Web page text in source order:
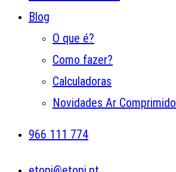
Blog
O que é?
Como fazer?
Calculadoras
Novidades Ar Comprimido
966 111 774